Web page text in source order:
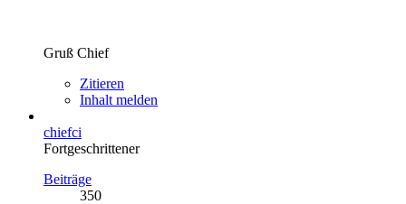
Gruß Chief
Zitieren
Inhalt melden
chiefci
Fortgeschrittener
Beiträge
350